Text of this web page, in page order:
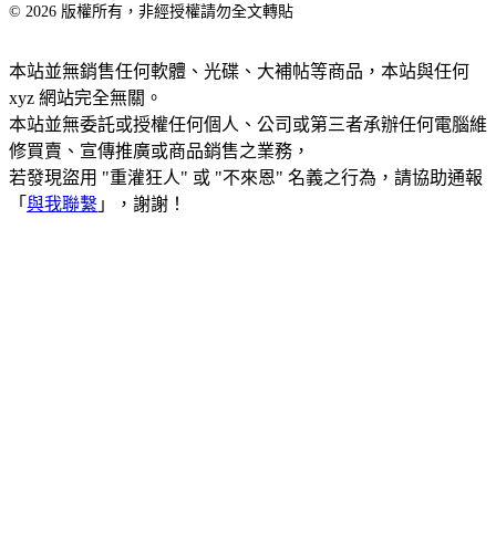
© 2026 版權所有，非經授權請勿全文轉貼
本站並無銷售任何軟體、光碟、大補帖等商品，本站與任何
xyz 網站完全無關。
本站並無委託或授權任何個人、公司或第三者承辦任何電腦維
修買賣、宣傳推廣或商品銷售之業務，
若發現盜用 "重灌狂人" 或 "不來恩" 名義之行為，請協助通報
「 與我聯繫 」，謝謝！